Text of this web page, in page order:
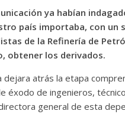
ya habían
país importaba, con un
de la Refinería de
obtener los derivados.
atrás la etapa
éxodo de ingenieros,
general de esta